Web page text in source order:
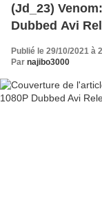
(Jd_23)
Dubbed Avi
Publié le 29/10/2021 à
Par najibo3000